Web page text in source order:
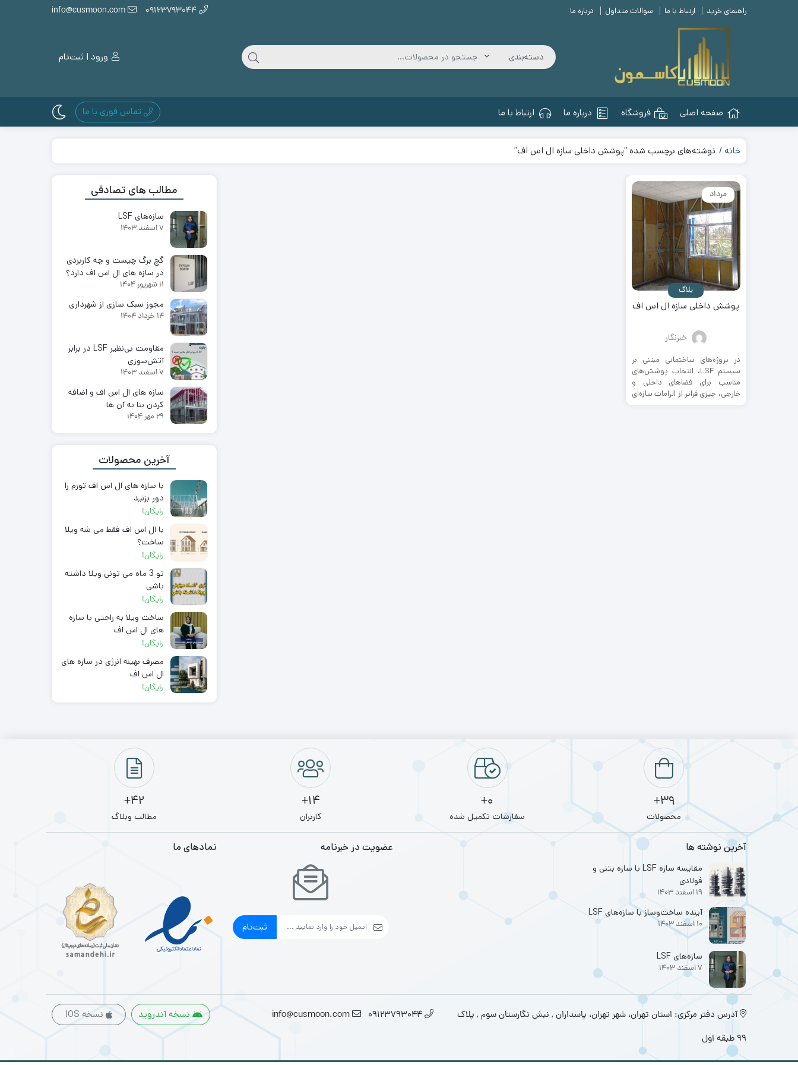
راهنمای خرید ارتباط با ما سوالات متداول درباره ما
ورود | ثبت‌نام
صفحه اصلی فروشگاه درباره ما ارتباط با ما تماس فوری با ما
خانه نوشته‌های برچسب شده “پوشش داخلی سازه ال اس اف”
بلاگ
مرداد
پوشش داخلی سازه ال اس اف
خبرنگار
در پروژه‌های ساختمانی مبتنی بر
سیستم LSF، انتخاب پوشش‌های
مناسب برای فضاهای داخلی و
خارجی، چیزی فراتر از الزامات سازه‌ای
مطالب های تصادفی
سازه‌های LSF
7 اسفند 1403
گچ برگ چیست و چه کاربردی
در سازه های ال اس اف دارد؟
11 شهریور 1404
مجوز سبک سازی از شهرداری
14 خرداد 1404
مقاومت بی‌نظیر LSF در برابر
آتش‌سوزی
7 اسفند 1403
سازه های ال اس اف و اضافه
کردن بنا به آن ها
29 مهر 1404
آخرین محصولات
با سازه های ال اس اف تورم را
دور بزنید
رایگان!
با ال اس اف فقط می شه ویلا
ساخت؟
رایگان!
تو 3 ماه می تونی ویلا داشته
باشی
رایگان!
ساخت ویلا به راحتی با سازه
های ال اس اف
رایگان!
مصرف بهینه انرژی در سازه های
ال اس اف
رایگان!
39+
محصولات
0+
سفارشات تکمیل شده
14+
کاربران
42+
مطالب وبلاگ
آخرین نوشته ها
مقایسه سازه LSF با سازه بتنی و
فولادی
19 اسفند 1403
آینده ساخت‌وساز با سازه‌های LSF
10 اسفند 1403
سازه‌های LSF
7 اسفند 1403
عضویت در خبرنامه
ثبت‌نام
نمادهای ما
آدرس دفتر مرکزی: استان تهران، شهر تهران، پاسداران , نبش نگارستان سوم , پلاک
۹۹ طبقه اول
09123793044
info@cusmoon.com نسخه آندروید نسخه IOS